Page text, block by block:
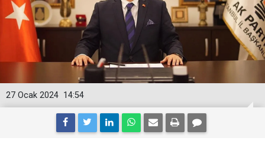
14:54
27 Ocak 2024